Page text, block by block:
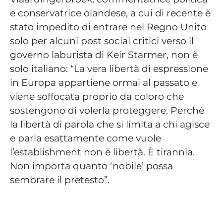
e conservatrice olandese, a cui di recente è
stato impedito di entrare nel Regno Unito
solo per alcuni post social critici verso il
governo laburista di Keir Starmer, non è
solo italiano: “La vera libertà di espressione
in Europa appartiene ormai al passato e
viene soffocata proprio da coloro che
sostengono di volerla proteggere. Perché
la libertà di parola che si limita a chi agisce
e parla esattamente come vuole
l’establishment non è libertà. È tirannia.
Non importa quanto ‘nobile’ possa
sembrare il pretesto”.